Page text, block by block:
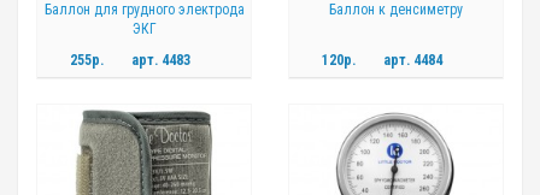
Баллон для грудного электрода
ЭКГ
255р.
арт. 4483
Баллон к денсиметру
120р. арт. 4484